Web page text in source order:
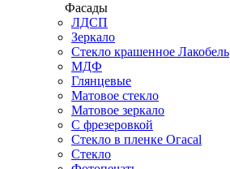
Фасады
ЛДСП
Зеркало
Стекло крашенное Лакобель
МДФ
Глянцевые
Матовое стекло
Матовое зеркало
С фрезеровкой
Стекло в пленке Огасаl
Стекло